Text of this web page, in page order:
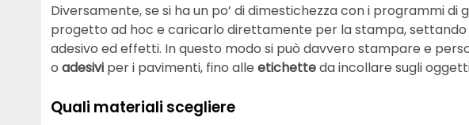
Diversamente, se si ha un po’ di dimestichezza con i programmi di
progetto ad hoc e caricarlo direttamente per la stampa, settando
adesivo ed effetti. In questo modo si può davvero stampare e
o adesivi per i pavimenti, fino alle etichetteda incollare sugli
Quali materiali scegliere